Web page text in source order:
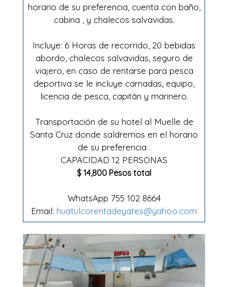
horario de su preferencia, cuenta con baño,
cabina , y chalecos salvavidas.
Incluye: 6 Horas de recorrido, 20 bebidas
abordo, chalecos salvavidas, seguro de
viajero, en caso de rentarse para pesca
deportiva se le incluye carnadas, equipo,
licencia de pesca, capitán y marinero.
Transportación de su hotel al Muelle de
Santa Cruz donde saldremos en el horario
de su preferencia .
CAPACIDAD 12 PERSONAS
$ 14,800 Pesos total
WhatsApp 755 102 8664
Email: huatulcorentadeyates@yahoo.com